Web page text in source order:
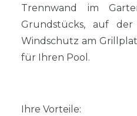
Trennwand im
Grundstücks, auf der
Windschutz am
für Ihren Pool.
Ihre Vorteile: